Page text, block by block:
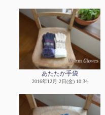
あたたか手袋
2016年12月 2日(金) 10:34